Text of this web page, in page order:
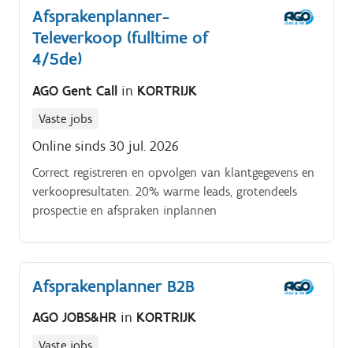
uit Je bent het aanspreekpunt voor verschillende
projecten Je zorgt voor een goede relatie met klanten
en onderhoudt het contact Je beheert meerdere
verschillende opdrachten Je verzorgt de
administratieve opvolging in MS Office
Afsprakenplanner-
Televerkoop (fulltime of
4/5de)
AGO Gent Call in KORTRIJK
Vaste jobs
Online sinds 30 jul. 2026
Correct registreren en opvolgen van klantgegevens en
verkoopresultaten. 20% warme leads, grotendeels
prospectie en afspraken inplannen
Afsprakenplanner B2B
AGO JOBS&HR in KORTRIJK